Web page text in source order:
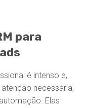
para
é intenso e,
necessária,
Elas